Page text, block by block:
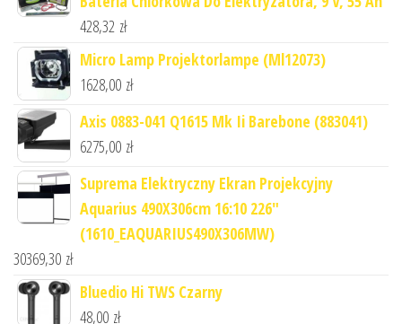
428,32 zł
Micro Lamp Projektorlampe (Ml12073)
1628,00 zł
Axis 0883-041 Q1615 Mk Ii Barebone (883041)
6275,00 zł
Suprema Elektryczny Ekran Projekcyjny
Aquarius 490X306cm 16:10 226"
(1610_EAQUARIUS490X306MW)
30369,30 zł
Bluedio Hi TWS Czarny
48,00 zł